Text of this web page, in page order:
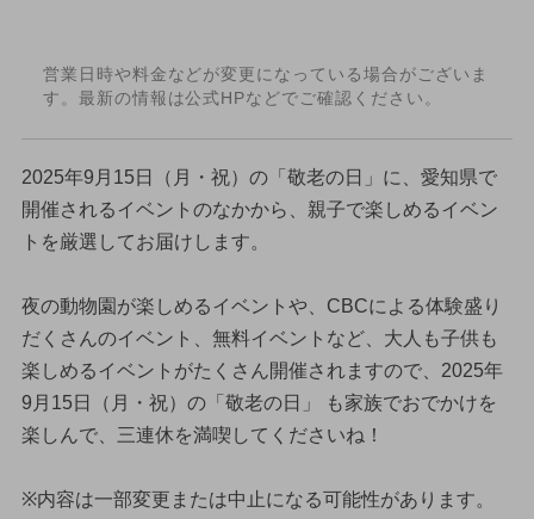
営業日時や料金などが変更になっている場合がございま
す。最新の情報は公式HPなどでご確認ください。
2025年9月15日（月・祝）の「敬老の日」に、愛知県で
開催されるイベントのなかから、親子で楽しめるイベン
トを厳選してお届けします。
夜の動物園が楽しめるイベントや、CBCによる体験盛り
だくさんのイベント、無料イベントなど、大人も子供も
楽しめるイベントがたくさん開催されますので、2025年
9月15日（月・祝）の「敬老の日」 も家族でおでかけを
楽しんで、三連休を満喫してくださいね！
※内容は一部変更または中止になる可能性があります。